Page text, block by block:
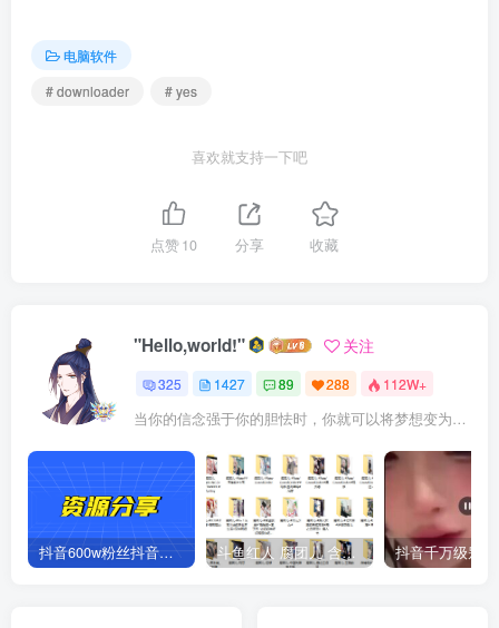
电脑软件
# downloader
# yes
喜欢就支持一下吧
点赞10 分享 收藏
"Hello,world!" 关注
325 1427 89 288 112W+
当你的信念强于你的胆怯时，你就可以将梦想变为现实了
抖音600w粉丝抖音网红痞幼一手资料 877P 500M 含私拍 斗鱼红人 腐团儿 含付费 大尺写真 32套